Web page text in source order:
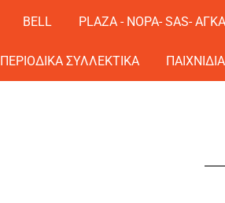
BELL PLAZA - ΝΟΡΑ- SAS-
ΠΕΡΙΟΔΙΚΑ ΣΥΛΛΕΚΤΙΚΑ ΠΑΙΧΝΙΔΙΑ